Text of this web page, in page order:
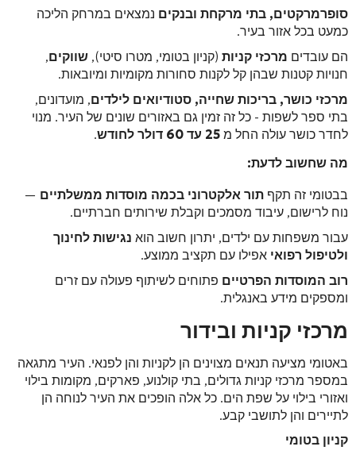
סופרמרקטים, בתי מרקחת ובנקים נמצאים במרחק הליכה
כמעט בכל אזור בעיר.
הם עובדים מרכזי קניות (קניון בטומי, מטרו סיטי), שווקים,
חנויות קטנות שבהן קל לקנות סחורות מקומיות ומיובאות.
מרכזי כושר, בריכות שחייה, סטודיואים לילדים, מועדונים,
בתי ספר לשפות - כל זה זמין גם באזורים שונים של העיר. מנוי
לחדר כושר עולה החל מ 25 עד 60 דולר לחודש
.
מה שחשוב לדעת:
בבטומי זה תקף תור אלקטרוני בכמה מוסדות ממשלתיים —
נוח לרישום, עיבוד מסמכים וקבלת שירותים חברתיים.
עבור משפחות עם ילדים, יתרון חשוב הוא נגישות לחינוך
ולטיפול רפואי אפילו עם תקציב ממוצע.
רוב המוסדות הפרטיים פתוחים לשיתוף פעולה עם זרים
ומספקים מידע באנגלית.
מרכזי קניות ובידור
באטומי מציעה תנאים מצוינים הן לקניות והן לפנאי. העיר מתגאה
במספר מרכזי קניות גדולים, בתי קולנוע, פארקים, מקומות בילוי
ואזורי בילוי על שפת הים. כל אלה הופכים את העיר לנוחה הן
לתיירים והן לתושבי קבע.
קניון בטומי